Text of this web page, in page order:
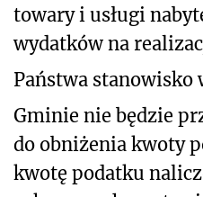
towary i usługi
wydatków na
Państwa stanowisko
Gminie nie będzie
do obniżenia kwoty
kwotę podatku